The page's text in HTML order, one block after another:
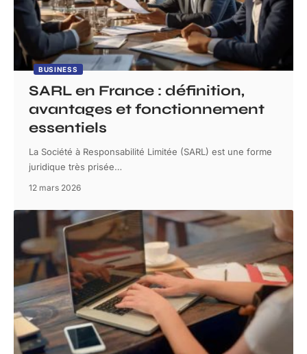
BUSINESS
SARL en France : définition,
avantages et fonctionnement
essentiels
La Société à Responsabilité Limitée (SARL) est une forme
juridique très prisée…
12 mars 2026